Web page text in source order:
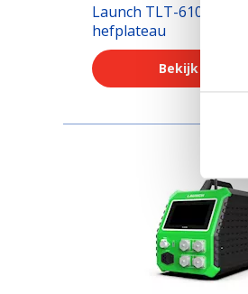
Launch TLT-610 EV accu
hefplateau
Bekijk product